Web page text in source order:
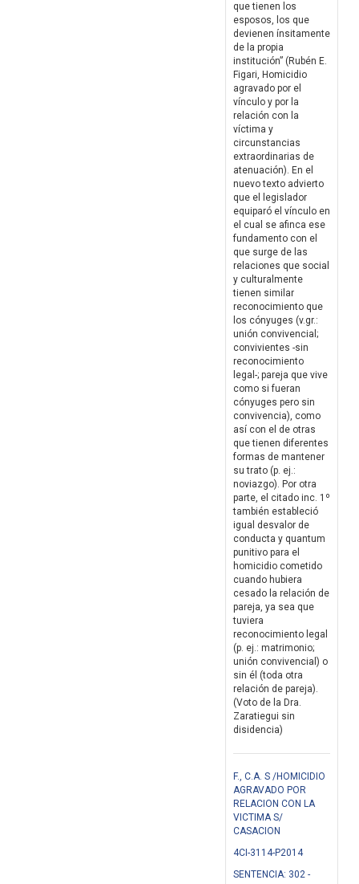
que tienen los
esposos, los que
devienen ínsitamente
de la propia
institución” (Rubén E.
Figari, Homicidio
agravado por el
vínculo y por la
relación con la
víctima y
circunstancias
extraordinarias de
atenuación). En el
nuevo texto advierto
que el legislador
equiparó el vínculo en
el cual se afinca ese
fundamento con el
que surge de las
relaciones que social
y culturalmente
tienen similar
reconocimiento que
los cónyuges (v.gr.:
unión convivencial;
convivientes -sin
reconocimiento
legal-; pareja que vive
como si fueran
cónyuges pero sin
convivencia), como
así con el de otras
que tienen diferentes
formas de mantener
su trato (p. ej.:
noviazgo). Por otra
parte, el citado inc. 1º
también estableció
igual desvalor de
conducta y quantum
punitivo para el
homicidio cometido
cuando hubiera
cesado la relación de
pareja, ya sea que
tuviera
reconocimiento legal
(p. ej.: matrimonio;
unión convivencial) o
sin él (toda otra
relación de pareja).
(Voto de la Dra.
Zaratiegui sin
disidencia)
F., C.A. S /HOMICIDIO
AGRAVADO POR
RELACION CON LA
VICTIMA S/
CASACION
4CI-3114-P2014
SENTENCIA: 302 -